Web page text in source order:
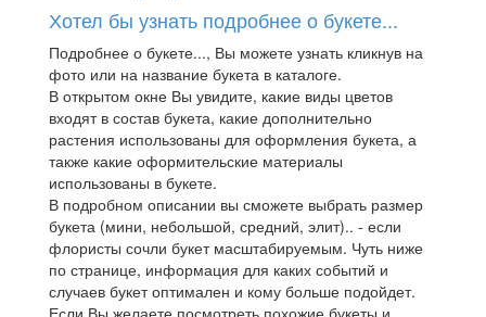
Хотел бы узнать подробнее о букете...
Подробнее о букете..., Вы можете узнать кликнув на
фото или на название букета в каталоге.
В открытом окне Вы увидите, какие виды цветов
входят в состав букета, какие дополнительно
растения использованы для оформления букета, а
также какие оформительские материалы
использованы в букете.
В подробном описании вы сможете выбрать размер
букета (мини, небольшой, средний, элит).. - если
флористы сочли букет масштабируемым. Чуть ниже
по странице, информация для каких событий и
случаев букет оптимален и кому больше подойдет.
Если Вы желаете посмотреть похожие букеты и